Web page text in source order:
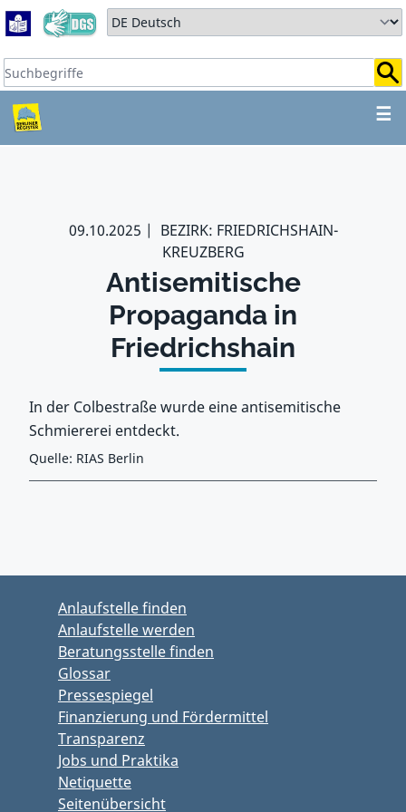
Zum Hauptbereich springen
Zum Hauptmenü springen
Sprache auswählen:
Suchbegriffe:
☰
ZUM HAUPTBEREICH
09.10.2025
BEZIRK: FRIEDRICHSHAIN-
KREUZBERG
Antisemitische
Propaganda in
Friedrichshain
In der Colbestraße wurde eine antisemitische
Schmiererei entdeckt.
Quelle: RIAS Berlin
Anlaufstelle finden
Anlaufstelle werden
Beratungsstelle finden
Glossar
Pressespiegel
Finanzierung und Fördermittel
Transparenz
Jobs und Praktika
Netiquette
Seitenübersicht